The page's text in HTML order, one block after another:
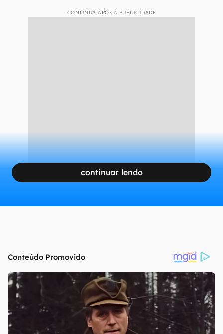
CONTINUA APÓS A PUBLICIDADE
continuar lendo